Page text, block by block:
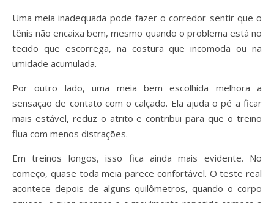
Uma meia inadequada pode fazer o corredor sentir que o
tênis não encaixa bem, mesmo quando o problema está no
tecido que escorrega, na costura que incomoda ou na
umidade acumulada.
Por outro lado, uma meia bem escolhida melhora a
sensação de contato com o calçado. Ela ajuda o pé a ficar
mais estável, reduz o atrito e contribui para que o treino
flua com menos distrações.
Em treinos longos, isso fica ainda mais evidente. No
começo, quase toda meia parece confortável. O teste real
acontece depois de alguns quilômetros, quando o corpo